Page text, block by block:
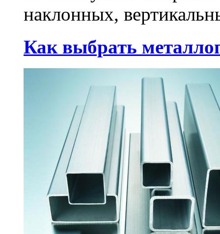
наклонных,
Как выбрать